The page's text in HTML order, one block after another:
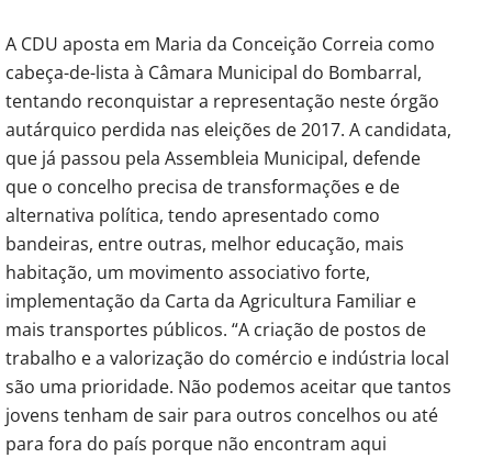
A CDU aposta em Maria da Conceição Correia como
cabeça-de-lista à Câmara Municipal do Bombarral,
tentando reconquistar a representação neste órgão
autárquico perdida nas eleições de 2017. A candidata,
que já passou pela Assembleia Municipal, defende
que o concelho precisa de transformações e de
alternativa política, tendo apresentado como
bandeiras, entre outras, melhor educação, mais
habitação, um movimento associativo forte,
implementação da Carta da Agricultura Familiar e
mais transportes públicos. “A criação de postos de
trabalho e a valorização do comércio e indústria local
são uma prioridade. Não podemos aceitar que tantos
jovens tenham de sair para outros concelhos ou até
para fora do país porque não encontram aqui